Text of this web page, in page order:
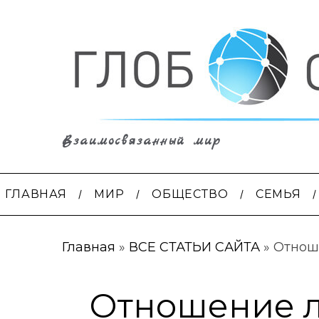
Взаимосвязанный мир
ГЛАВНАЯ МИР ОБЩЕСТВО СЕМЬЯ
Главная » ВСЕ СТАТЬИ САЙТА »
Отношение